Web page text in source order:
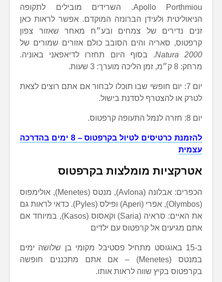
Apollo Porthmiou. השרידים מובילים לתקופה
הניאוליטית ולעידן הברונזה המוקדם. אפשר לראות כאן
זנים נדירים של צמחים ובע״ח מאחר שאזור צפון
קרפטוס, סאריה והים הסובב כולם אזורים שמורים של
Natura 2000. בסוף היום תחזרו לדיאפאני באוניה.
מרחק: 8 ק״מ, זמן הליכה מוערך: 3 שעות.
יום 7: יום חופשי שבו תוכלו לבחור אם אתם רוצים לצאת
לטרק או להצטרף לסדנת בישול.
יום 8: חזרה לנמל התעופה קרפטוס.
להזמנת כרטיסים לטיול בקרפטוס – 8 ימים בהדרכה
עצמית
אטרקציות מומלצות בקרפטוס
הכפרים: אבלונה (Avlona), מנטס (Menetes), אולימפוס
(Olymbos), אפרי (Aperi) ופילס (Pyles). כדאי לראות גם
את האיים: סראיה (Saria) וקאסוס (Kasos), במיוחד אם
אתם מגיעים אל קרפטוס עם ילדים
ב-15 באוגוסט מתחיל פסטיבל מקומי בן שלושה ימים
במנטס (Menetes) – אם אתם מתכננים חופשה
בקרפטוס בקיץ שווה לראות אותו.